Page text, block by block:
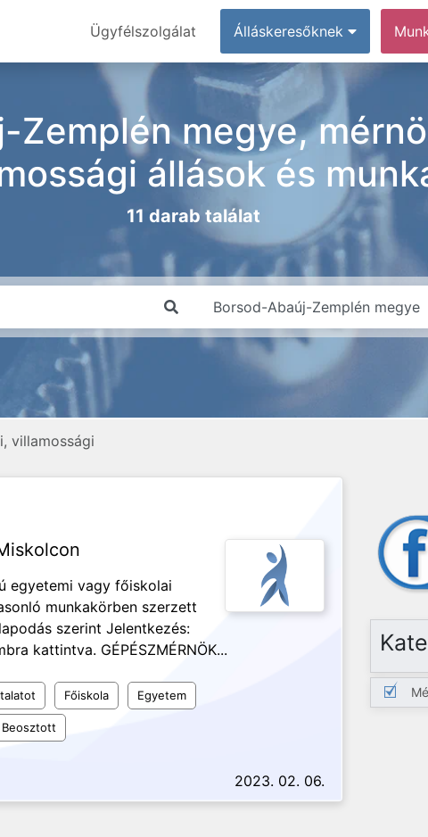
Ügyfélszolgálat Álláskeresőknek
Zemplén megye,
állások és
11 darab találat
villamossági
egyetemi vagy főiskolai
munkakörben szerzett
szerint Jelentkezés:
kattintva. GÉPÉSZMÉRNÖK...
Főiskola Egyetem
Beosztott
2023. 02. 06.